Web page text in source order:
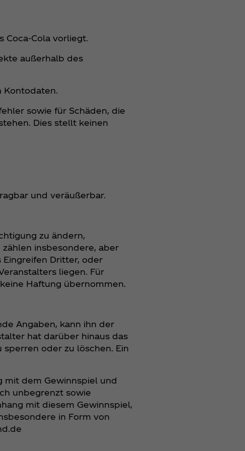
vorliegt.
außerhalb des
Kontodaten.
sowie für Schäden, die
Dies stellt keinen
und veräußerbar.
zu ändern,
insbesondere, aber
Dritter, oder
liegen. Für
Haftung übernommen.
Angaben, kann ihn der
hat darüber hinaus das
oder zu löschen. Ein
mit dem Gewinnspiel und
unbegrenzt sowie
mit diesem Gewinnspiel,
in Form von